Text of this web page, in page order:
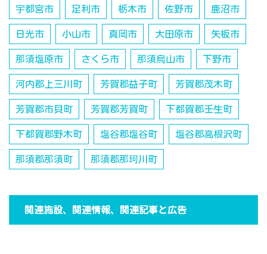
宇都宮市 足利市 栃木市 佐野市 鹿沼市
日光市 小山市 真岡市 大田原市 矢板市
那須塩原市 さくら市 那須烏山市 下野市
河内郡上三川町 芳賀郡益子町 芳賀郡茂木町
芳賀郡市貝町 芳賀郡芳賀町 下都賀郡壬生町
下都賀郡野木町 塩谷郡塩谷町 塩谷郡高根沢町
那須郡那須町 那須郡那珂川町
関連施設、関連情報、関連記事と広告